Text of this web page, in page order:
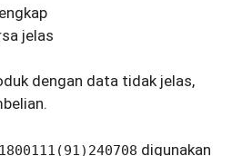
jelas
dengan data tidak jelas,
digunakan